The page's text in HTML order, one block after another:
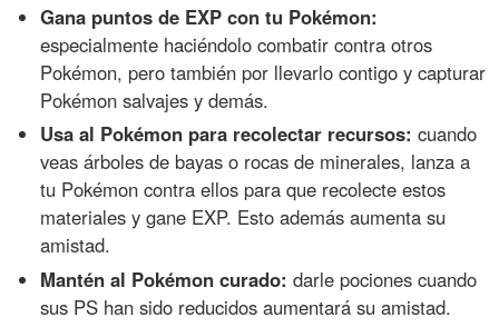
Gana puntos de EXP con tu Pokémon:
especialmente haciéndolo combatir contra otros
Pokémon, pero también por llevarlo contigo y capturar
Pokémon salvajes y demás.
Usa al Pokémon para recolectar recursos: cuando
veas árboles de bayas o rocas de minerales, lanza a
tu Pokémon contra ellos para que recolecte estos
materiales y gane EXP. Esto además aumenta su
amistad.
Mantén al Pokémon curado: darle pociones cuando
sus PS han sido reducidos aumentará su amistad.